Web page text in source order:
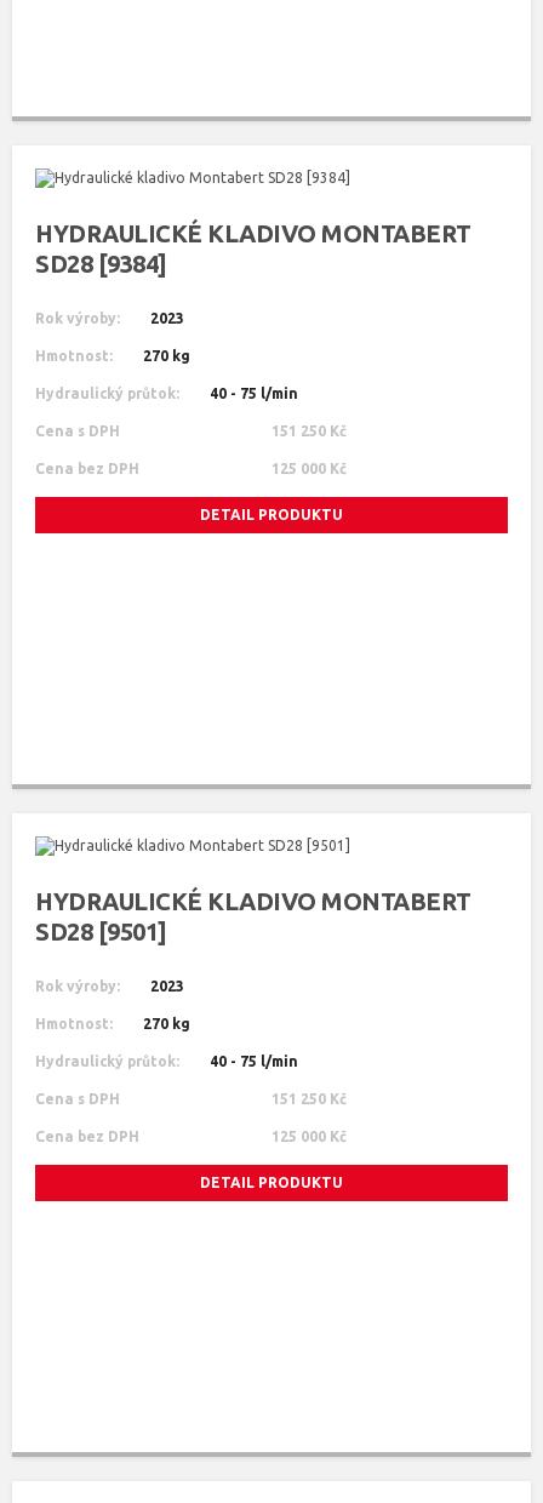
HYDRAULICKÉ KLADIVO MONTABERT
SD28 [9384]
Rok výroby: 2023
Hmotnost: 270 kg
Hydraulický průtok: 40 - 75 l/min
Cena s DPH 151 250 Kč
Cena bez DPH 125 000 Kč
DETAIL PRODUKTU
HYDRAULICKÉ KLADIVO MONTABERT
SD28 [9501]
Rok výroby: 2023
Hmotnost: 270 kg
Hydraulický průtok: 40 - 75 l/min
Cena s DPH 151 250 Kč
Cena bez DPH 125 000 Kč
DETAIL PRODUKTU